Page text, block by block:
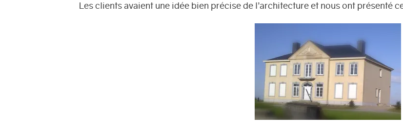
Les clients avaient une idée bien précise de l’architecture et nous ont présenté